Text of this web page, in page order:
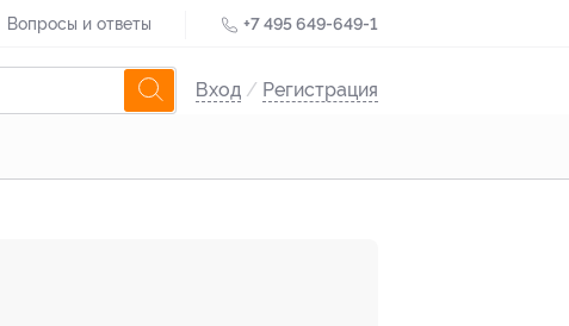
Вопросы и ответы +7 495 649-649-1
Вход / Регистрация